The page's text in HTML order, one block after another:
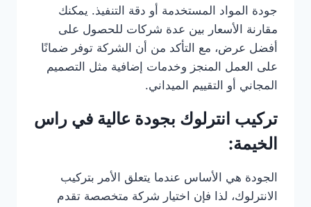
جودة المواد المستخدمة أو دقة التنفيذ. يمكنك
مقارنة الأسعار بين عدة شركات للحصول على
أفضل عرض، مع التأكد من أن الشركة توفر ضمانًا
على العمل المنجز وخدمات إضافية مثل التصميم
المجاني أو التقييم الميداني.
تركيب انترلوك بجودة عالية في راس
الخيمة:
الجودة هي الأساس عندما يتعلق الأمر بتركيب
الانترلوك، لذا فإن اختيار شركة متخصصة تقدم